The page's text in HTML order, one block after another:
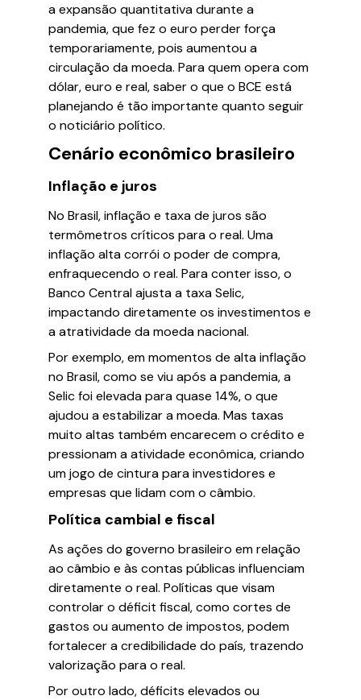
a expansão quantitativa durante a
pandemia, que fez o euro perder força
temporariamente, pois aumentou a
circulação da moeda. Para quem opera com
dólar, euro e real, saber o que o BCE está
planejando é tão importante quanto seguir
o noticiário político.
Cenário econômico brasileiro
Inflação e juros
No Brasil, inflação e taxa de juros são
termômetros críticos para o real. Uma
inflação alta corrói o poder de compra,
enfraquecendo o real. Para conter isso, o
Banco Central ajusta a taxa Selic,
impactando diretamente os investimentos e
a atratividade da moeda nacional.
Por exemplo, em momentos de alta inflação
no Brasil, como se viu após a pandemia, a
Selic foi elevada para quase 14%, o que
ajudou a estabilizar a moeda. Mas taxas
muito altas também encarecem o crédito e
pressionam a atividade econômica, criando
um jogo de cintura para investidores e
empresas que lidam com o câmbio.
Política cambial e fiscal
As ações do governo brasileiro em relação
ao câmbio e às contas públicas influenciam
diretamente o real. Políticas que visam
controlar o déficit fiscal, como cortes de
gastos ou aumento de impostos, podem
fortalecer a credibilidade do país, trazendo
valorização para o real.
Por outro lado, déficits elevados ou